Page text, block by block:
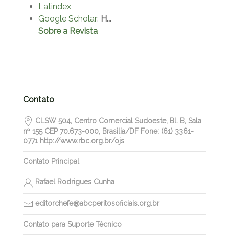
Latindex
Google Scholar: H...
Sobre a Revista
Contato
CLSW 504, Centro Comercial Sudoeste, Bl. B, Sala
nº 155 CEP 70.673-000, Brasilia/DF Fone: (61) 3361-
0771 http://www.rbc.org.br/ojs
Contato Principal
Rafael Rodrigues Cunha
editorchefe@abcperitosoficiais.org.br
Contato para Suporte Técnico